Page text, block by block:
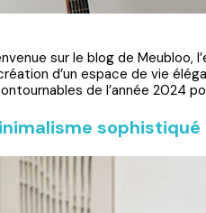
sur le blog de Meubloo,
d’un espace de vie
de l’année 2024
sophistiqué